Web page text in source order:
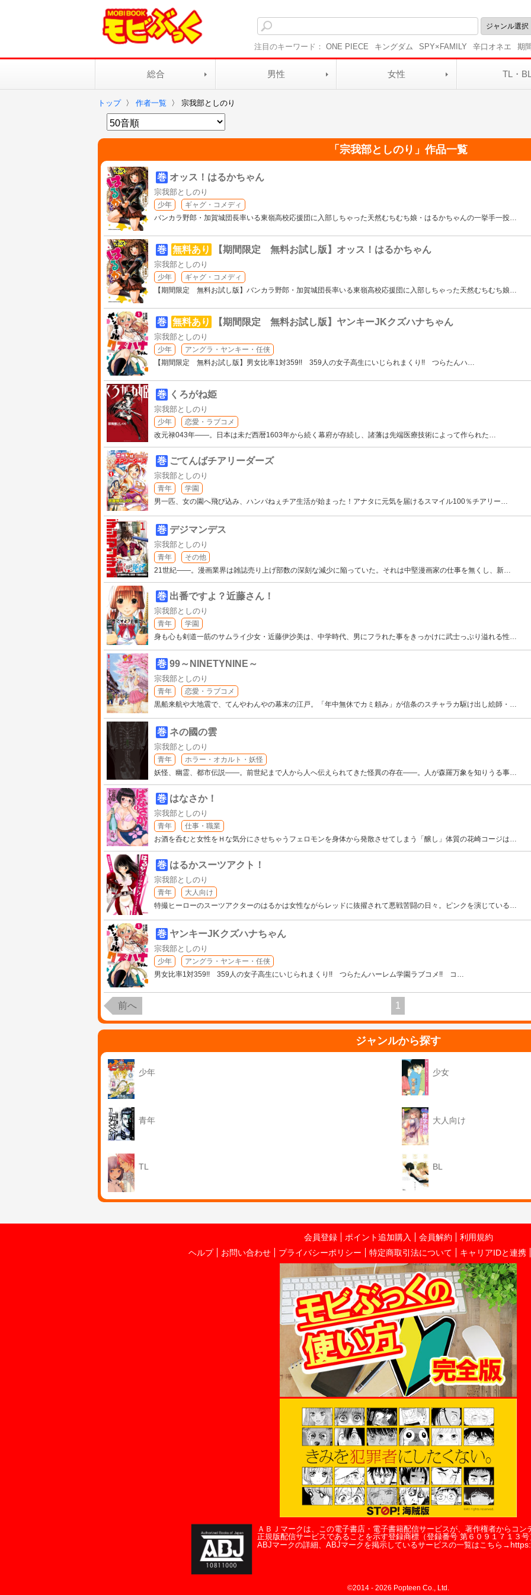
注目のキーワード： ONE PIECE キングダム SPY×FAMILY 辛口オネエ 期
総合 男性 女性 TL・
トップ 〉 作者一覧 〉 宗我部としのり
「 宗我部としのり 」作品一覧
巻 オッス！はるかちゃん
宗我部としのり
少年
ギャグ・コメディ
バンカラ野郎・加賀城団長率いる東嶺高校応援団に入部しちゃった天然むちむち娘・はるかちゃんの一挙手一投…
巻 無料あり 【期間限定 無料お試し版】オッス！はるかちゃん
宗我部としのり
少年
ギャグ・コメディ
【期間限定 無料お試し版】バンカラ野郎・加賀城団長率いる東嶺高校応援団に入部しちゃった天然むちむち娘…
巻 無料あり 【期間限定 無料お試し版】ヤンキーJKクズハナちゃん
宗我部としのり
少年
アングラ・ヤンキー・任侠
【期間限定 無料お試し版】男女比率1対359!! 359人の女子高生にいじられまくり!! つらたんハ…
巻 くろがね姫
宗我部としのり
少年
恋愛・ラブコメ
改元禄043年――。日本は未だ西暦1603年から続く幕府が存続し、諸藩は先端医療技術によって作られた…
巻 ごてんばチアリーダーズ
宗我部としのり
青年
学園
男一匹、女の園へ飛び込み、ハンパねぇチア生活が始まった！アナタに元気を届けるスマイル100％チアリー…
巻 デジマンデス
宗我部としのり
青年
その他
21世紀――。漫画業界は雑誌売り上げ部数の深刻な減少に陥っていた。それは中堅漫画家の仕事を無くし、新…
巻 出番ですよ？近藤さん！
宗我部としのり
青年
学園
身も心も剣道一筋のサムライ少女・近藤伊沙美は、中学時代、男にフラれた事をきっかけに武士っぷり溢れる性…
巻 99～NINETYNINE～
宗我部としのり
青年
恋愛・ラブコメ
黒船来航や大地震で、てんやわんやの幕末の江戸。「年中無休でカミ頼み」が信条のスチャラカ駆け出し絵師・ …
巻 ネの國の雲
宗我部としのり
青年
ホラー・オカルト・妖怪
妖怪、幽霊、都市伝説――。前世紀まで人から人へ伝えられてきた怪異の存在――。人が森羅万象を知りうる事…
巻 はなさか！
宗我部としのり
青年
仕事・職業
お酒を呑むと女性をＨな気分にさせちゃうフェロモンを身体から発散させてしまう「醸し」体質の花崎コージは…
巻 はるかスーツアクト！
宗我部としのり
青年
大人向け
特撮ヒーローのスーツアクターのはるかは女性ながらレッドに抜擢されて悪戦苦闘の日々。ピンクを演じている…
巻 ヤンキーJKクズハナちゃん
宗我部としのり
少年
アングラ・ヤンキー・任侠
男女比率1対359!! 359人の女子高生にいじられまくり!! つらたんハーレム学園ラブコメ!! コ …
前へ 1
ジャンルから探す
少年 少女
青年 大人向け
TL BL
会員登録 ポイント追加購入 会員解約
利用規約
ヘルプ
お問い合わせ プライバシーポリシー 特定商取引法について キャリアIDと連携
ＡＢＪマークは、この電子書店・電子書籍配信サービスが、著作権者からコン
正規版配信サービスであることを示す登録商標（登録番号 第６０９１７１３号
ABJマークの詳細、ABJマークを掲示しているサービスの一覧はこちら→
©2014 - 2026 Popteen Co., Ltd.